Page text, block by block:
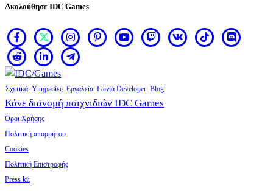
Ακολούθησε IDC Games
Σχετικά Υπηρεσίες Εργαλεία Γωνιά Developer Blog
Κάνε διανομή παιχνιδιών IDC Games
Όροι Χρήσης
Πολιτική απορρήτου
Cookies
Πολιτική Επιστροφής
Press kit